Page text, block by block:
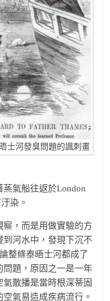
士河發臭問題的諷刺畫
氣船往返於London
染。
，而是用做實驗的方
到河水中，發現下沉不
整條泰晤士河都成了
問題，原因之一是一年
散播是當時根深蒂固
氣易造成疾病流行。